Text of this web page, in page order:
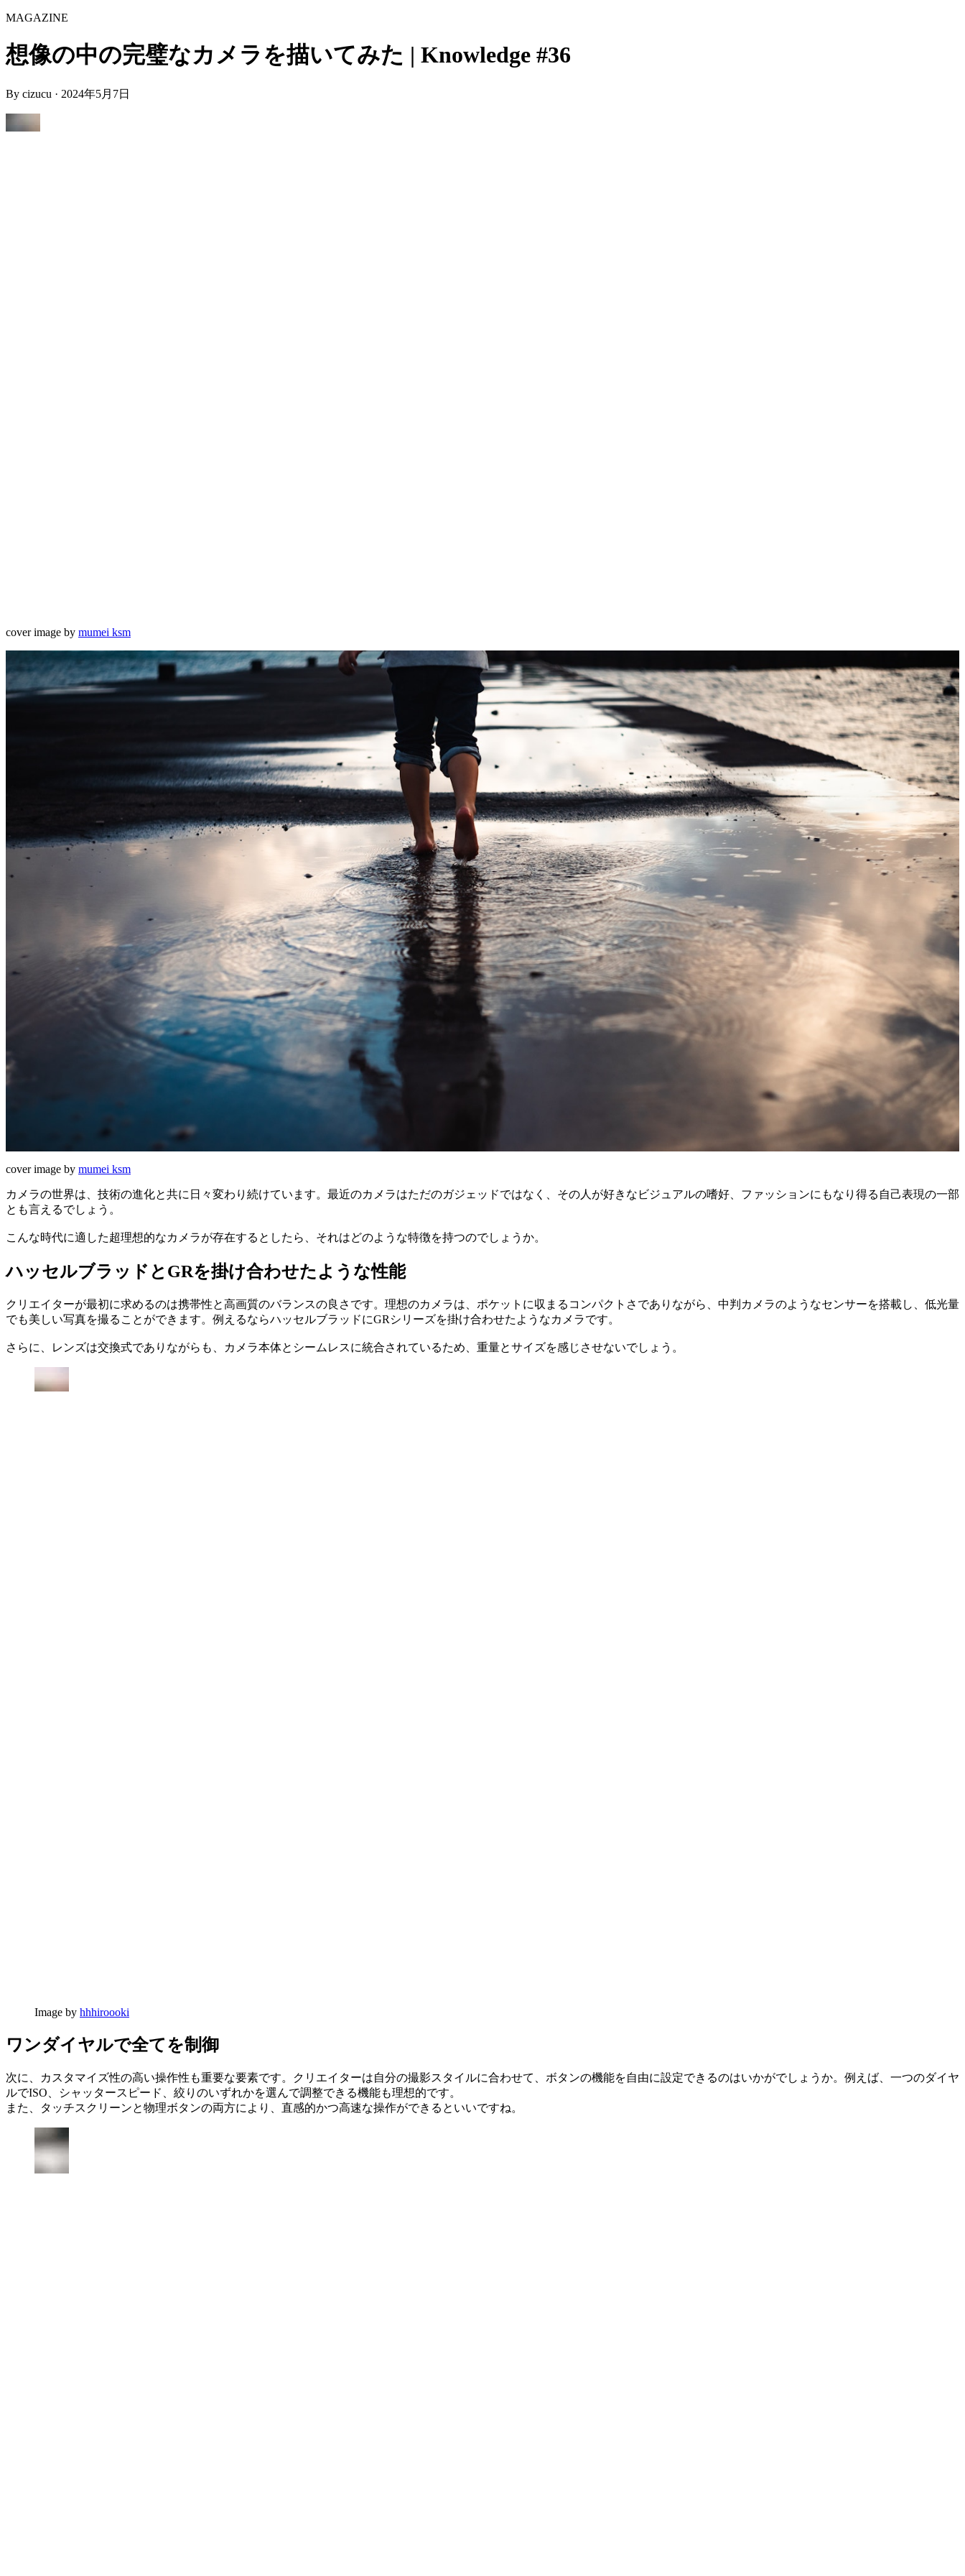
MAGAZINE
想像の中の完璧なカメラを描いてみた | Knowledge #36
By cizucu · 2024年5月7日
cover image by mumei ksm
cover image by mumei ksm
カメラの世界は、技術の進化と共に日々変わり続けています。最近のカメラはただのガジェッドではなく、その人が好きなビジュアルの嗜好、ファッションにもなり得る自己表現の一部
とも言えるでしょう。
こんな時代に適した超理想的なカメラが存在するとしたら、それはどのような特徴を持つのでしょうか。
ハッセルブラッドとGRを掛け合わせたような性能
クリエイターが最初に求めるのは携帯性と高画質のバランスの良さです。理想のカメラは、ポケットに収まるコンパクトさでありながら、中判カメラのようなセンサーを搭載し、低光量
でも美しい写真を撮ることができます。例えるならハッセルブラッドにGRシリーズを掛け合わせたようなカメラです。
さらに、レンズは交換式でありながらも、カメラ本体とシームレスに統合されているため、重量とサイズを感じさせないでしょう。
Image by hhhiroooki
ワンダイヤルで全てを制御
次に、カスタマイズ性の高い操作性も重要な要素です。クリエイターは自分の撮影スタイルに合わせて、ボタンの機能を自由に設定できるのはいかがでしょうか。例えば、一つのダイヤ
ルでISO、シャッタースピード、絞りのいずれかを選んで調整できる機能も理想的です。
また、タッチスクリーンと物理ボタンの両方により、直感的かつ高速な操作ができるといいですね。